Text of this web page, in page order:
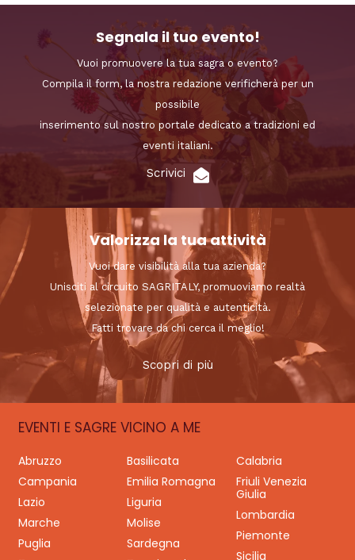
Segnala il tuo evento!
Vuoi promuovere la tua sagra o evento?
Compila il form, la nostra redazione verificherà per un
possibile
inserimento sul nostro portale dedicato a tradizioni ed
eventi italiani.
Scrivici
Valorizza la tua attività
Vuoi dare visibilità alla tua azienda?
Unisciti al circuito SAGRITALY, promuoviamo realtà
selezionate per qualità e autenticità.
Fatti trovare da chi cerca il meglio!
Scopri di più
EVENTI E SAGRE VICINO A ME
Abruzzo Basilicata
Calabria
Campania
Emilia Romagna
Friuli Venezia
Giulia
Lazio
Liguria
Lombardia
Marche
Molise
Piemonte
Puglia
Sardegna
Sicilia